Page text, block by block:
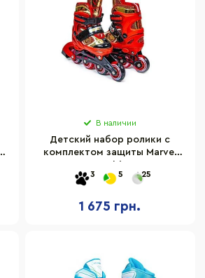
В наличии
Детский набор ролики с
комплектом защиты Marvel
размер 31-34
3 5 25
1 675 грн.